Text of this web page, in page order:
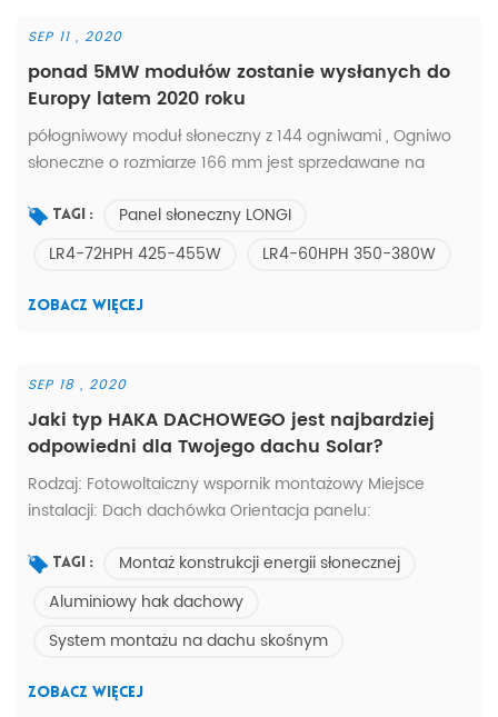
SEP 11 , 2020
ponad 5MW modułów zostanie wysłanych do
Europy latem 2020 roku
półogniwowy moduł słoneczny z 144 ogniwami , Ogniwo
słoneczne o rozmiarze 166 mm jest sprzedawane na
440w 445w 450w i 455w . oprócz , dostarczamy również
panele słoneczne serii LR4 i LR6 , srebrno-czarną ramkę
60hph 310-330W LR4-60HPH 350-380W LR4-72HPH 425-
455w który jest wysyłany do Europy o...
Tagi :
Panel słoneczny LONGI
LR4-72HPH 425-455W
LR4-60HPH 350-380W
ZOBACZ WIĘCEJ
SEP 18 , 2020
Jaki typ HAKA DACHOWEGO jest najbardziej
odpowiedni dla Twojego dachu Solar?
Rodzaj: Fotowoltaiczny wspornik montażowy Miejsce
instalacji: Dach dachówka Orientacja panelu:
statyczna * Maksymalna żywotność * Doskonała zdolność
adaptacji (moduły Rooftop &) * Zaprojektowany zgodnie
z wysokimi standardami * Gwarantowana trwałość1. Nie
wiesz, jaki typ jest dla Ciebie odpowiedni? -- Skontaktuj
Tagi :
Montaż konstrukcji energii słonecznej
Aluminiowy hak dachowy
System montażu na dachu skośnym
ZOBACZ WIĘCEJ